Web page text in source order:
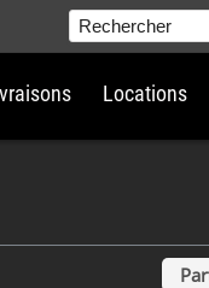
Rechercher
Locations